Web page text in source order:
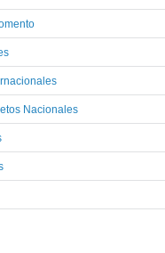
Nacionales